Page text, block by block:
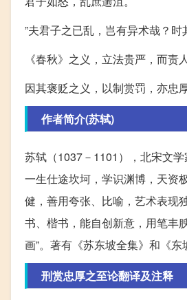
”夫君子之已乱，岂有异术哉？时
《春秋》之义，立法贵严，而责
因其褒贬之义，以制赏罚，亦忠
作者简介(苏轼)
苏轼（1037－1101），北宋文
一生仕途坎坷，学识渊博，天资
健，善用夸张、比喻，艺术表现
书、楷书，能自创新意，用笔丰
画”。著有《苏东坡全集》和《东
刑赏忠厚之至论翻译及注释